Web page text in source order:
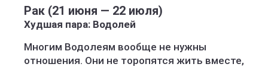
Рак (21 июня — 22 июля)
Худшая пара: Водолей
Многим Водолеям вообще не нужны
отношения. Они не торопятся жить вместе,